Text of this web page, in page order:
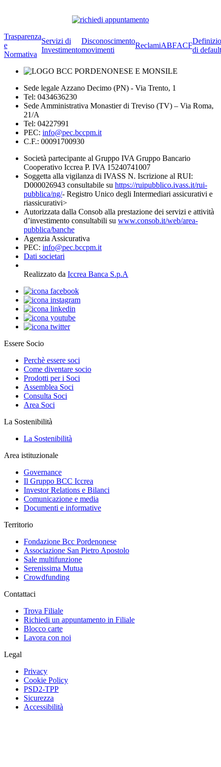
Trasparenza
e
Normativa
Servizi di
Investimento
Disconoscimento
movimenti
ReclamiABFACF
di default
Sede legale Azzano Decimo (PN) - Via Trento, 1
Tel: 0434636230
Sede Amministrativa Monastier di Treviso (TV) – Via Roma,
21/A
Tel: 04227991
PEC: info@pec.bccpm.it
C.F.: 00091700930
Società partecipante al Gruppo IVA Gruppo Bancario
Cooperativo Iccrea P. IVA 15240741007
Soggetta alla vigilanza di IVASS N. Iscrizione al RUI:
D000026943 consultabile su https://ruipubblico.ivass.it/rui-
pubblica/ng/- Registro Unico degli Intermediari assicurativi e
riassicurativi>
Autorizzata dalla Consob alla prestazione dei servizi e attività
d’investimento consultabili su www.consob.it/web/area-
pubblica/banche
Agenzia Assicurativa
PEC: info@pec.bccpm.it
Dati societari
Realizzato da Iccrea Banca S.p.A
Essere Socio
Perchè essere soci
Come diventare socio
Prodotti per i Soci
Assemblea Soci
Consulta Soci
Area Soci
La Sostenibilità
La Sostenibilità
Area istituzionale
Governance
Il Gruppo BCC Iccrea
Investor Relations e Bilanci
Comunicazione e media
Documenti e informative
Territorio
Fondazione Bcc Pordenonese
Associazione San Pietro Apostolo
Sale multifunzione
Serenissima Mutua
Crowdfunding
Contattaci
Trova Filiale
Richiedi un appuntamento in Filiale
Blocco carte
Lavora con noi
Legal
Privacy
Cookie Policy
PSD2-TPP
Sicurezza
Accessibilità